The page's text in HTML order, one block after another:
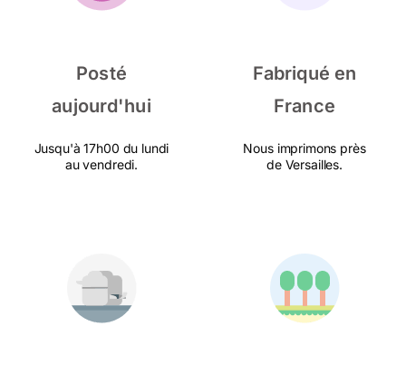
Posté
aujourd'hui
Jusqu'à 17h00 du lundi
au vendredi.
Fabriqué en
France
Nous imprimons près
de Versailles.